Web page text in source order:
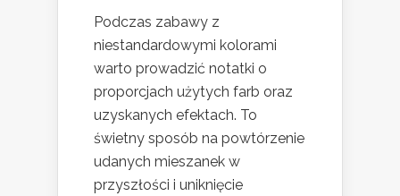
Podczas zabawy z
niestandardowymi kolorami
warto prowadzić notatki o
proporcjach użytych farb oraz
uzyskanych efektach. To
świetny sposób na powtórzenie
udanych mieszanek w
przyszłości i uniknięcie